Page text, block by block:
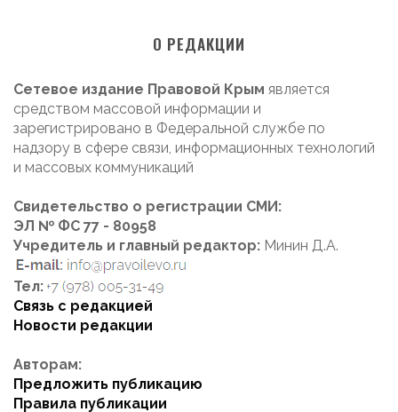
О РЕДАКЦИИ
Сетевое издание Правовой Крым является
средством массовой информации и
зарегистрировано в Федеральной службе по
надзору в сфере связи, информационных технологий
и массовых коммуникаций
Свидетельство о регистрации СМИ:
ЭЛ № ФС 77 - 80958
Учредитель и главный редактор: Минин Д.А.
Тел:
Связь с редакцией
Новости редакции
Авторам:
Предложить публикацию
Правила публикации